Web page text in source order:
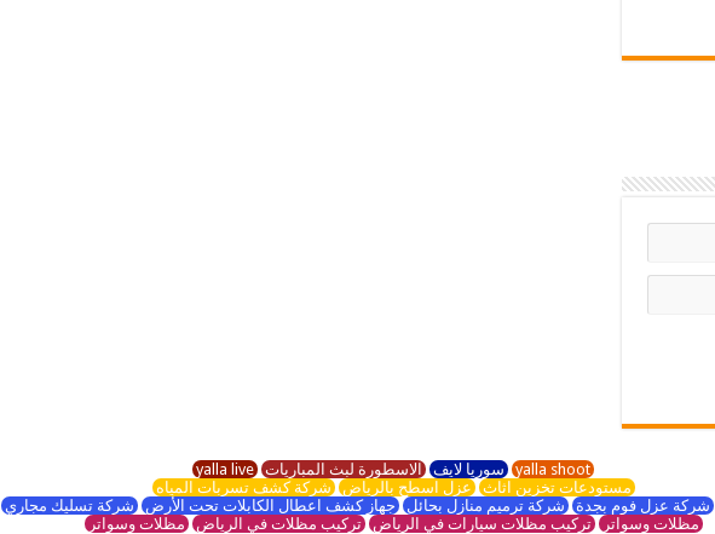
yalla shoot سوريا لايف الاسطورة لبث المباريات yalla live
مستودعات تخزين اثاث عزل اسطح بالرياض شركة كشف تسربات المياه
شركة عزل فوم بجدة شركة ترميم منازل بحائل جهاز كشف اعطال الكابلات تحت الأرض شركة تسليك مجاري
مظلات وسواتر تركيب مظلات سيارات في الرياض تركيب مظلات في الرياض مظلات وسواتر